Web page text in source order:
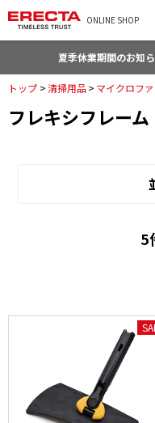
ONLINE SHOP
夏季休業期間のお知
トップ >清掃用品> マイクロフ
フレキシフレーム
5